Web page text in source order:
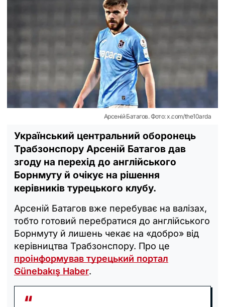
Арсеній Батагов. Фото: x.com/the10arda
Український центральний оборонець
Трабзонспору Арсеній Батагов дав
згоду на перехід до англійського
Борнмуту й очікує на рішення
керівників турецького клубу.
Арсеній Батагов вже перебуває на валізах,
тобто готовий перебратися до англійського
Борнмуту й лишень чекає на «добро» від
керівництва Трабзонспору. Про це
проінформував турецький портал
Günebakış Haber.